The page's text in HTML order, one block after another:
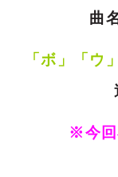
曲
「ボ」「ウ
※今回